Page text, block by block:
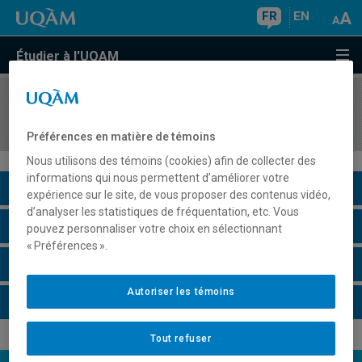
FR EN
Étudier à l'UQAM
COURS//
Description du cours
Horaire - Été 2026
Préférences en matière de témoins
Nous utilisons des témoins (cookies) afin de collecter des
informations qui nous permettent d’améliorer votre
expérience sur le site, de vous proposer des contenus vidéo,
d’analyser les statistiques de fréquentation, etc. Vous
pouvez personnaliser votre choix en sélectionnant
« Préférences ».
Tout refuser
Autoriser les témoins